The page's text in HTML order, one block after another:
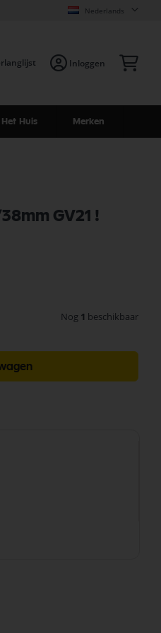
Nederlands
Inloggen
Het Huis Merken
GV21 !
Nog 1 beschikbaar